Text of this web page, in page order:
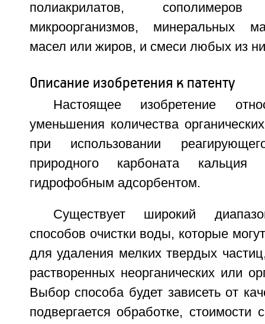
полиакрилатов, сополимеров
микроорганизмов, минеральных
масел или жиров, и смеси любых из
Описание изобретения к патенту
Настоящее изобретение
уменьшения количества
при использовании
природного карбоната
гидрофобным адсорбентом.
Существует широкий
способов очистки воды, которые
для удаления мелких твердых
растворенных неорганических или
Выбор способа будет зависеть от
подвергается обработке, стоимости